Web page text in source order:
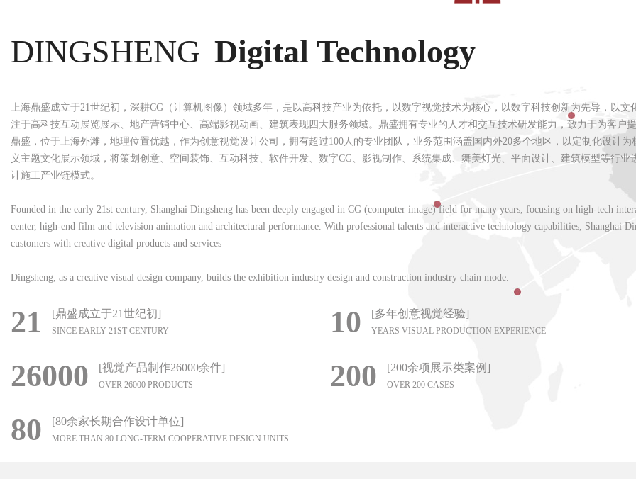
DINGSHENG Digital Technology
上海鼎盛成立于21世纪初，深耕CG（计算机图像）领域多年，是以高科技产业为依托，以数字视觉技术为核心，以数字科技创新为先导，以
注于高科技互动展览展示、地产营销中心、高端影视动画、建筑表现四大服务领域。鼎盛拥有专业的人才和交互技术研发能力，致力于为客户
鼎盛，位于上海外滩，地理位置优越，作为创意视觉设计公司，拥有超过100人的专业团队，业务范围涵盖国内外20多个地区，以定制化设计
义主题文化展示领域，将策划创意、空间装饰、互动科技、软件开发、数字CG、影视制作、系统集成、舞美灯光、平面设计、建筑模型等行
计施工产业链模式。
Founded in the early 21st century, Shanghai Dingsheng has been deeply engaged in CG (computer image) field for many years, focusing on high-tech
center, high-end film and television animation and architectural performance. With professional talents and interactive technology capabilities, Shanghai
customers with creative digital products and services
Dingsheng, as a creative visual design company, builds the exhibition industry design and construction industry chain mode.
21 [鼎盛成立于21世纪初]
SINCE EARLY 21ST CENTURY 10 [多年创意视觉经验]
YEARS VISUAL PRODUCTION EXPERIENCE
26000 [视觉产品制作26000余件]
OVER 26000 PRODUCTS 200 [200余项展示类案例]
OVER 200 CASES
80 [80余家长期合作设计单位]
MORE THAN 80 LONG-TERM COOPERATIVE DESIGN UNITS